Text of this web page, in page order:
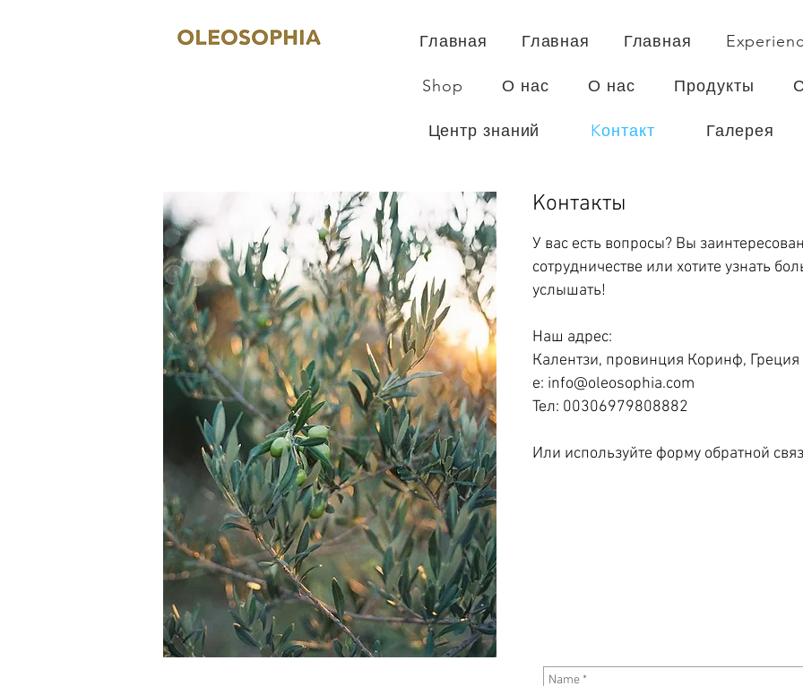
Главная Главная Главная
Shop О нас О нас Продукты
Центр знаний Kонтакт Галерея
Kонтакты
У вас есть вопросы? Вы
сотрудничестве или хотите узнать
услышать!
Наш адрес:
Калентзи, провинция Коринф, Греция
е: info@oleosophia.com
Тел: 00306979808882
Или используйте форму обратной